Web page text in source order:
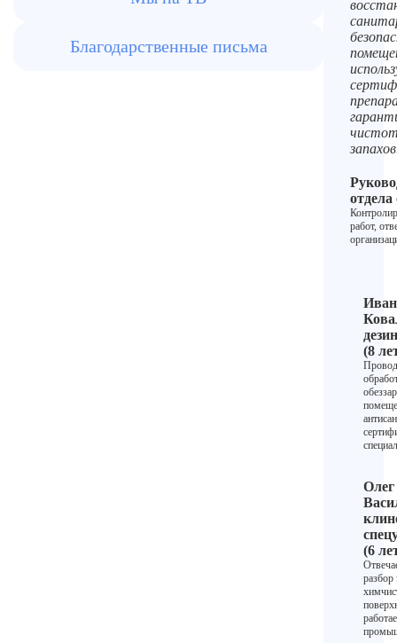
Благодарственные письма
отдела
работ,
Иван
(8
Олег
(6
разбор